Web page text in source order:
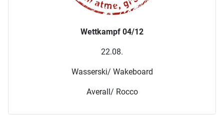
Wettkampf 04/12
22.08.
Wasserski/ Wakeboard
Averall/ Rocco